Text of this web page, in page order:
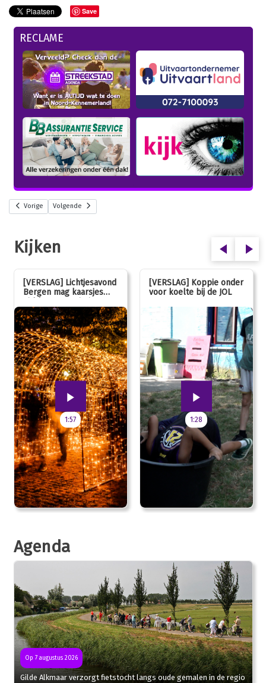
Save
RECLAME
Vorige Volgende
Kijken
[VERSLAG] Lichtjesavond
Bergen mag kaarsjes
jubileum!
1:57
[VERSLAG] Koppie onder
voor koelte bij de JOL
1:28
Agenda
Op 7 augustus 2026
Gilde Alkmaar verzorgt fietstocht langs oude gemalen in de regio